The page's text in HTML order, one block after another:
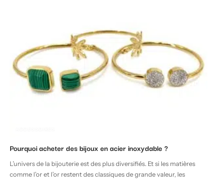
Pourquoi acheter des bijoux en acier inoxydable ?
L’univers de la bijouterie est des plus diversifiés. Et si les matières
comme l’or et l’or restent des classiques de grande valeur, les